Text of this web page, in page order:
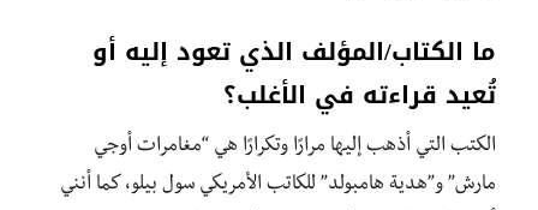
ما الكتاب/المؤلف الذي تعود إليه أو
تُعيد قراءته في الأغلب؟
الكتب التي أذهب إليها مرارًا وتكرارًا هي “مغامرات أوجي
مارش” و”هدية هامبولد” للكاتب الأمريكي سول بيلو، كما أنني